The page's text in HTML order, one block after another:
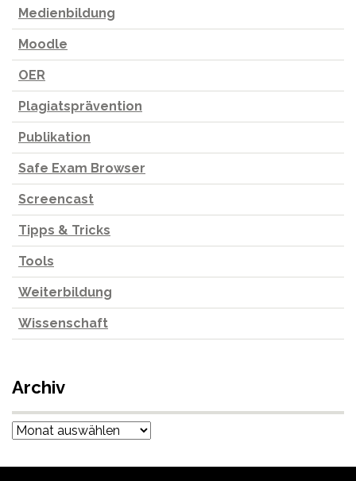
Medienbildung
Moodle
OER
Plagiatsprävention
Publikation
Safe Exam Browser
Screencast
Tipps & Tricks
Tools
Weiterbildung
Wissenschaft
Archiv
Archiv